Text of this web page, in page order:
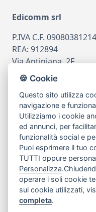
Edicomm srl
P.IVA C.F. 09080381214
REA: 912894
Via Antiniana, 2F
80078 Pozzuoli
tel081.7515380
email
Assistenza Clienti
Chi siamo
My Account
🍪 Cookie
Questo sito utilizza
navigazione e
Utilizziamo i cookie
ed annunci, per
funzionalità social e
Puoi esprimere il tuo
TUTTI oppure
Personalizza
operare i soli cookie
sui cookie utilizzati,
completa.